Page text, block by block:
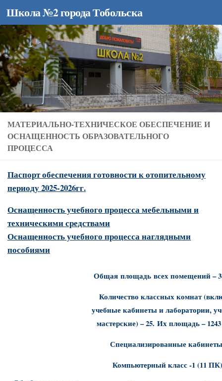
Перейти к содержимому
Школа №2 города Тобольска
МАТЕРИАЛЬНО-ТЕХНИЧЕСКОЕ ОБЕСПЕЧЕНИЕ И
ОСНАЩЕННОСТЬ ОБРАЗОВАТЕЛЬНОГО
ПРОЦЕССА
Паспорт обеспечения готовности к отопительному
периоду 2025-2026гг.
Оснащенность учебного процесса мебельными и
техническими средствами
Оснащенность учебного процесса наглядными
пособиями
Общая площадь всех помещений –
Количество классных комнат
учебные кабинеты и лаборатории,
мастерские) – 25. Их площадь –
Специализированные
Компьютерный класс -1 (11 ПК)